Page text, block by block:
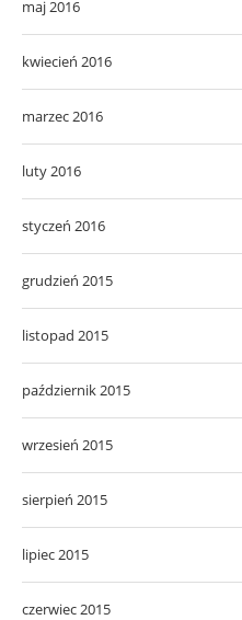
maj 2016
kwiecień 2016
marzec 2016
luty 2016
styczeń 2016
grudzień 2015
listopad 2015
październik 2015
wrzesień 2015
sierpień 2015
lipiec 2015
czerwiec 2015